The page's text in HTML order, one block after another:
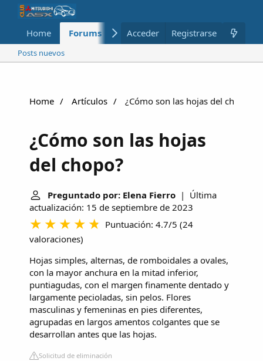
Home Forums Nuevo Miembros
Acceder Registrarse
Posts nuevos
Home Artículos ¿Cómo son las hojas del chopo?
¿Cómo son las hojas
del chopo?
Preguntado por: Elena Fierro | Última
actualización: 15 de septiembre de 2023
Puntuación: 4.7/5 (24
valoraciones)
Hojas simples, alternas, de romboidales a ovales,
con la mayor anchura en la mitad inferior,
puntiagudas, con el margen finamente dentado y
largamente pecioladas, sin pelos. Flores
masculinas y femeninas en pies diferentes,
agrupadas en largos amentos colgantes que se
desarrollan antes que las hojas.
Solicitud de eliminación